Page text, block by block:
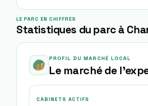
LE PARC EN CHIFFRES
Statistiques du parc à
PROFIL DU MARCHÉ LOCAL
Le marché de
CABINETS ACTIFS